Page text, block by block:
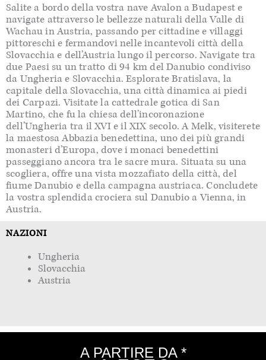
Salite a bordo della vostra naveAvalon a Budapest e
navigate attraverso le bellezze naturali della Valle di
Wachauin Austria, passando per cittadine e villaggi
pittoreschi e fermandovi nelle incantevoli città della
Slovacchia e dell’Austria lungo il percorso. Navigate tra
due Paesi su un tratto di94 kmdel Danubio condiviso
da Ungheria e Slovacchia. Esplorate Bratislava, la
capitale della Slovacchia, una città dinamica ai piedi
dei Carpazi. Visitate la cattedrale gotica di San
Martino, che fu la chiesa dell’incoronazione
dell’Ungheria tra il XVI e il XIX secolo. A Melk, visiterete
la maestosa Abbazia benedettina, uno dei più grandi
monasteri d’Europa, dove i monaci benedettini
passeggiano ancora tra le sacre mura. Situata su una
scogliera, offre una vista mozzafiato della città, del
fiume Danubio e della campagna austriaca. Concludete
la vostra splendida crociera sul Danubio a Vienna, in
Austria.
NAZIONI
Ungheria
Slovacchia
Austria
A PARTIRE DA *